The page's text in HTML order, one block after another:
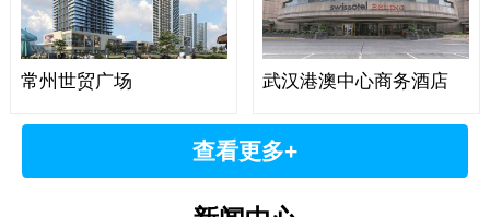
常州世贸广场 武汉港澳中心商务酒店
查看更多+